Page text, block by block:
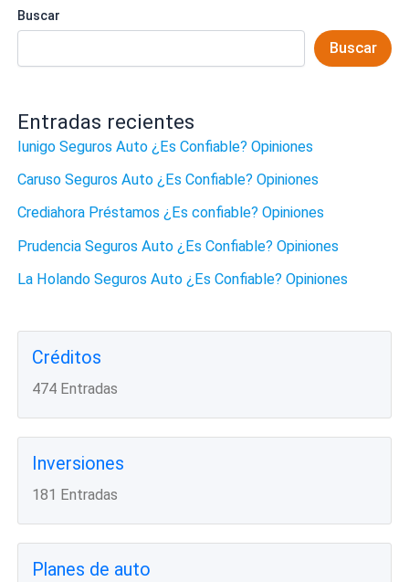
Buscar
Buscar
Entradas recientes
Iunigo Seguros Auto ¿Es Confiable? Opiniones
Caruso Seguros Auto ¿Es Confiable? Opiniones
Crediahora Préstamos ¿Es confiable? Opiniones
Prudencia Seguros Auto ¿Es Confiable? Opiniones
La Holando Seguros Auto ¿Es Confiable? Opiniones
Créditos
474 Entradas
Inversiones
181 Entradas
Planes de auto